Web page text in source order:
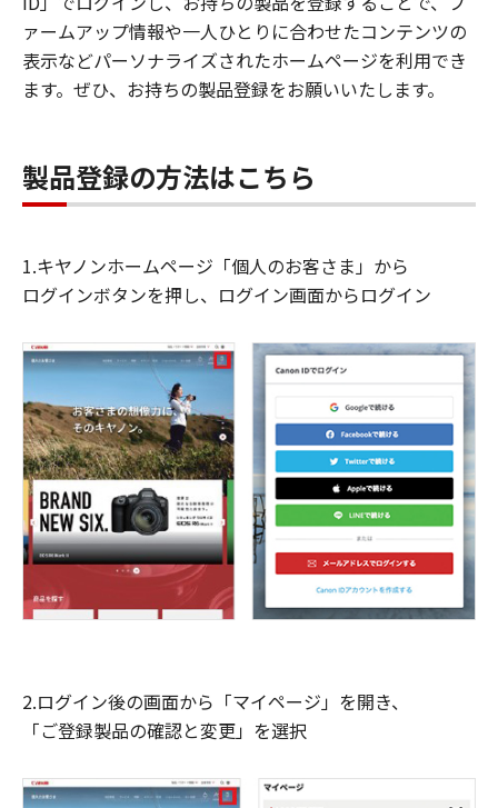
ァームアップ情報や一人ひとりに合わせたコンテンツの
表示などパーソナライズされたホームページを利用でき
ます。ぜひ、お持ちの製品登録をお願いいたします。
製品登録の方法はこちら
1.キヤノンホームページ「個人のお客さま」から
ログインボタンを押し、ログイン画面からログイン
2.ログイン後の画面から「マイページ」を開き、
「ご登録製品の確認と変更」を選択